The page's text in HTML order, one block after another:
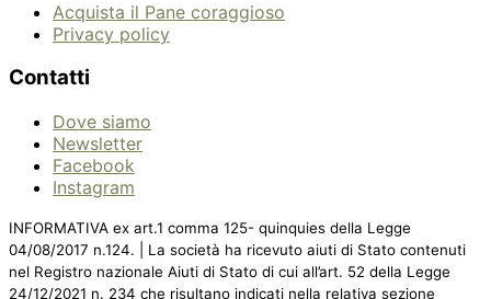
Acquista il Pane coraggioso
Privacy policy
Contatti
Dove siamo
Newsletter
Facebook
Instagram
INFORMATIVA ex art.1 comma 125- quinquies della Legge
04/08/2017 n.124. | La società ha ricevuto aiuti di Stato contenuti
nel Registro nazionale Aiuti di Stato di cui all’art. 52 della Legge
24/12/2021 n. 234 che risultano indicati nella relativa sezione